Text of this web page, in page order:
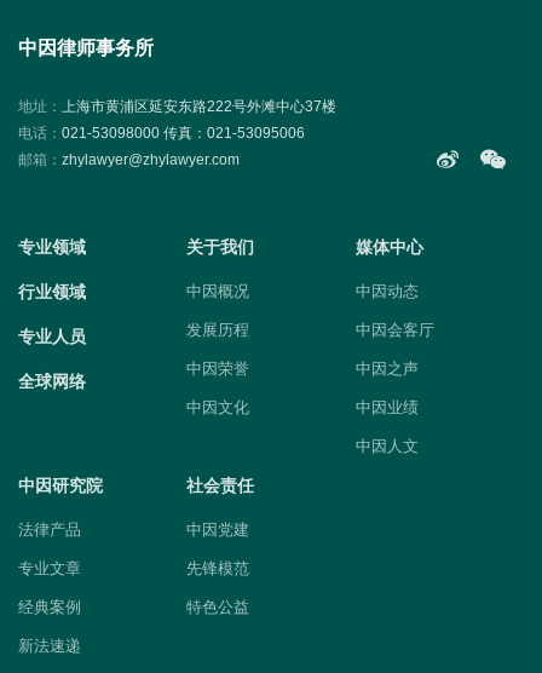
中因律师事务所
地址：
上海市黄浦区延安东路222号外滩中心37楼
电话： 021-53098000 传真：021-53095006
邮箱： zhylawyer@zhylawyer.com
专业领域
行业领域
专业人员
全球网络
关于我们
中因概况
发展历程
中因荣誉
中因文化
媒体中心
中因动态
中因会客厅
中因之声
中因业绩
中因人文
中因研究院
法律产品
专业文章
经典案例
新法速递
社会责任
中因党建
先锋模范
特色公益